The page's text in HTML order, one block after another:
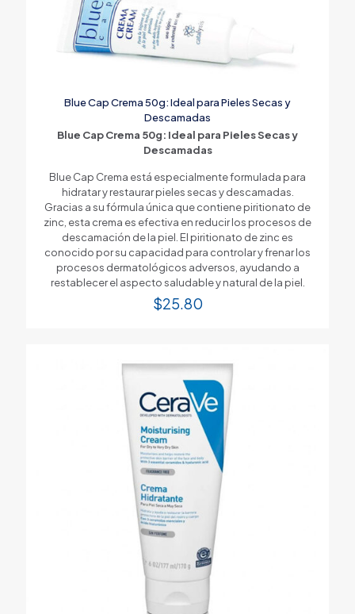
Blue Cap Crema 50g: Ideal para Pieles Secas y
Descamadas
Blue Cap Crema 50g: Ideal para Pieles Secas y
Descamadas
Blue Cap Crema está especialmente formulada para
hidratar y restaurar pieles secas y descamadas.
Gracias a su fórmula única que contiene piritionato de
zinc, esta crema es efectiva en reducir los procesos de
descamación de la piel. El piritionato de zinc es
conocido por su capacidad para controlar y frenar los
procesos dermatológicos adversos, ayudando a
restablecer el aspecto saludable y natural de la piel.
$25.80